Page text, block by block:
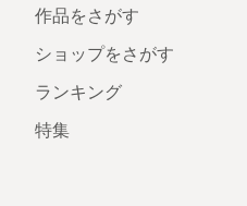
作品をさがす
ショップをさがす
ランキング
特集